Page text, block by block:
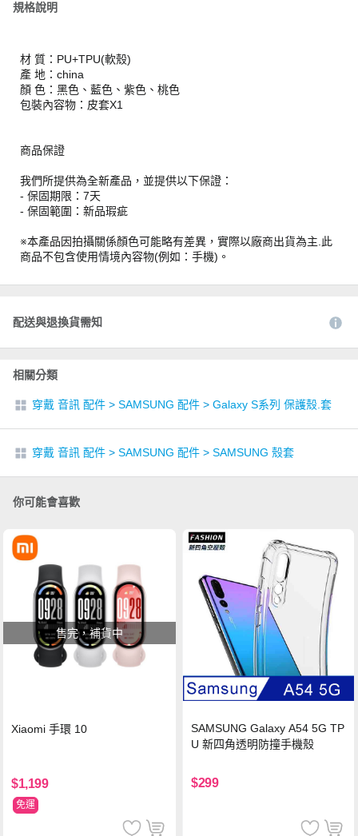
規格說明
材 質：PU+TPU(軟殼)
產 地：china
顏 色：黑色、藍色、紫色、桃色
包裝內容物：皮套X1
商品保證
我們所提供為全新產品，並提供以下保證：
- 保固期限：7天
- 保固範圍：新品瑕疵
※本產品因拍攝關係顏色可能略有差異，實際以廠商出貨為主.此
商品不包含使用情境內容物(例如：手機)。
配送與退換貨需知
相關分類
穿戴 音訊 配件 > SAMSUNG 配件 > Galaxy S系列 保護殼.套
穿戴 音訊 配件 > SAMSUNG 配件 > SAMSUNG 殼套
你可能會喜歡
售完，補貨中
Xiaomi 手環 10
$1,199
免運
SAMSUNG Galaxy A54 5G TP
U 新四角透明防撞手機殼
$299